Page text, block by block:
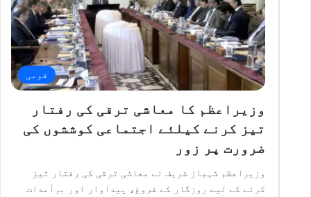
قومی
وزیراعظم کا معاشی ترقی کی رفتار
تیز کرنے کیلئے اجتماعی کوششوں کی
ضرورت پر زور
وزیراعظم شہباز شریف نے معاشی ترقی کی رفتار تیز
کرنے کے لیے روزگار کے فروغ، پیداوار اور برآمدات